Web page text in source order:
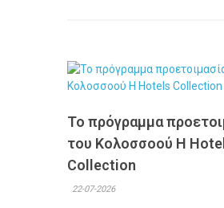
Το πρόγραμμα
του Κολοσσoού H
Collection
22-07-2026